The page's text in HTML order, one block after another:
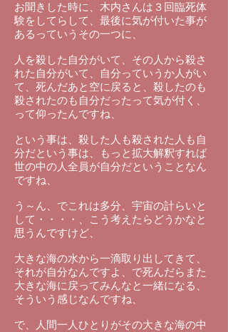
お聞きした時に、木内さんは３回臨死体
験をしてらして、最後に気が付いた事が
あるっていうその一つに、
人を殺した自分がいて、その人から殺さ
れた自分がいて、自分っていうか人がい
て、死んだあと空に戻ると、殺したのも
殺されたのも自分だったって気が付く、
って仰ったんですね、
という事は、殺した人も殺された人も自
分だという事は、もっと拡大解釈すれば
世の中の人全員が自分だということなん
ですね、
う～ん、でこれは多分、宇宙の計らいと
して・・・・、こう考えたらどうかなと
思うんですけど、
大きな海の水から一滴取り出してきて、
それが自分なんですよ、で死んだらまた
大きな海に戻ってみんなと一緒になる、
そういう感じなんですね、
で、人間一人ひとりがその大きな海の中